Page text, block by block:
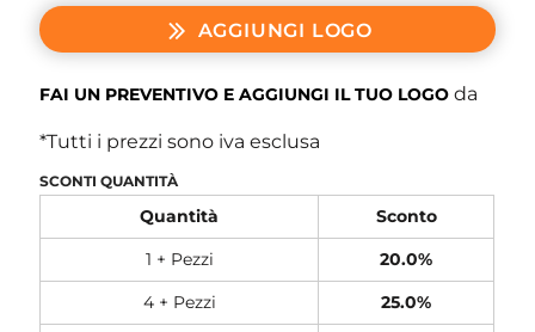
AGGIUNGI LOGO
FAI UN PREVENTIVO E AGGIUNGI IL TUO LOGO da
*Tutti i prezzi sono iva esclusa
SCONTI QUANTITÀ
Quantità
Sconto
1 + Pezzi
20.0%
4 + Pezzi
25.0%